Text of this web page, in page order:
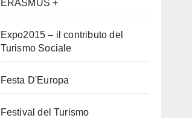
ERASMUS +
Expo2015 – il contributo del
Turismo Sociale
Festa D'Europa
Festival del Turismo